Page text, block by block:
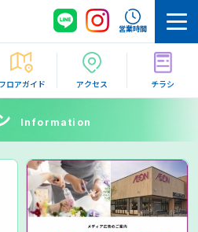
営業時間
Information
フロアガイド アクセス チラシ